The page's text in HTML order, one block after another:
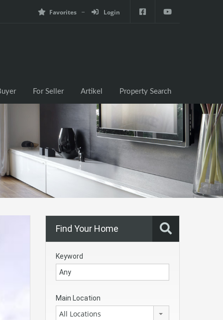
Favorites Login
For Seller Artikel Property Search
Find Your Home
Keyword
Main Location
All Locations